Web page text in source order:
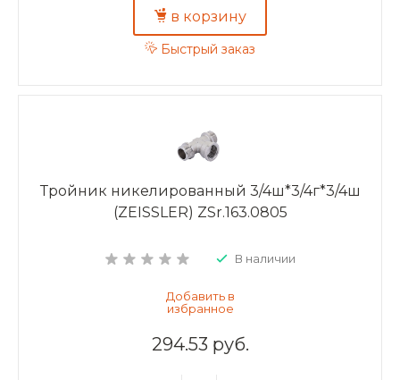
в корзину
Быстрый заказ
Тройник никелированный 3/4ш*3/4г*3/4ш
(ZEISSLER) ZSr.163.0805
В наличии
294.53 руб.